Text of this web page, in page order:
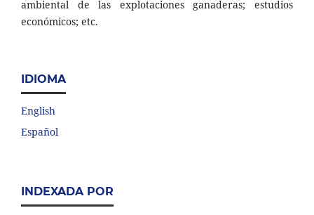
ambiental de las explotaciones ganaderas; estudios
económicos; etc.
IDIOMA
English
Español
INDEXADA POR